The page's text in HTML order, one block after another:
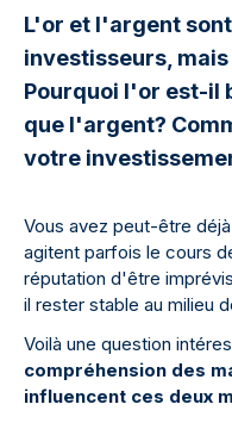
L'or et l'argent
investisseurs,
Pourquoi l'or est-il
que l'argent?
votre
Vous avez peut-être
agitent parfois le cours
réputation d'être
il rester stable au milieu
Voilà une question
compréhension des
influencent ces deux